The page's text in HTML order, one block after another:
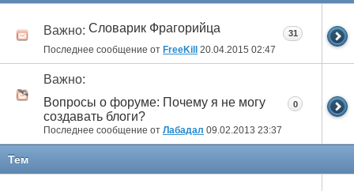
Важно: Словарик Фрагорийца
Последнее сообщение от FreeKill 20.04.2015 02:47
31
Важно:
Вопросы о форуме: Почему я не могу
создавать блоги?
Последнее сообщение от Лабадал 09.02.2013 23:37
0
Тем